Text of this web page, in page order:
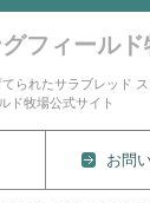
フィールド
られたサラブレッド
ド牧場公式サイト
お問